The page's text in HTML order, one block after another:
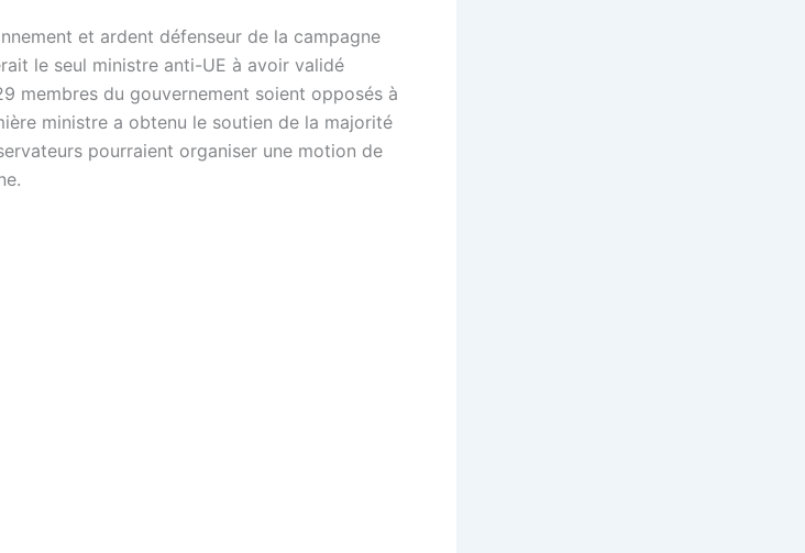
et ardent défenseur de la campagne
le seul ministre anti-UE à avoir validé
membres du gouvernement soient opposés à
ministre a obtenu le soutien de la majorité
pourraient organiser une motion de